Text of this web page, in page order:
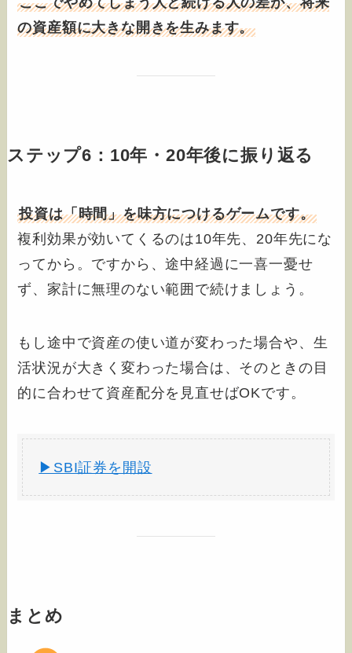
の資産額に大きな開きを生みます。
ステップ6：10年・20年後に振り返る
投資は「時間」を味方につけるゲームです。
複利効果が効いてくるのは10年先、20年先にな
ってから。ですから、途中経過に一喜一憂せ
ず、家計に無理のない範囲で続けましょう。
もし途中で資産の使い道が変わった場合や、生
活状況が大きく変わった場合は、そのときの目
的に合わせて資産配分を見直せばOKです。
▶SBI証券を開設
まとめ